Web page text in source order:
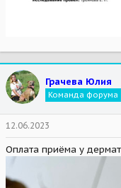
Грачева Юлия
Команда форума
12.06.2023
Оплата приёма у